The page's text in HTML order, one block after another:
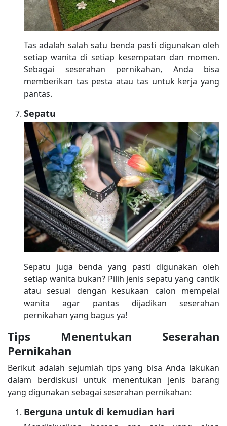
Tas adalah salah satu benda pasti digunakan oleh
setiap wanita di setiap kesempatan dan momen.
Sebagai seserahan pernikahan, Anda bisa
memberikan tas pesta atau tas untuk kerja yang
pantas.
Sepatu
Sepatu juga benda yang pasti digunakan oleh
setiap wanita bukan? Pilih jenis sepatu yang cantik
atau sesuai dengan kesukaan calon mempelai
wanita agar pantas dijadikan seserahan
pernikahan yang bagus ya!
Tips Menentukan Seserahan
Pernikahan
Berikut adalah sejumlah tips yang bisa Anda lakukan
dalam berdiskusi untuk menentukan jenis barang
yang digunakan sebagai seserahan pernikahan:
Berguna untuk di kemudian hari